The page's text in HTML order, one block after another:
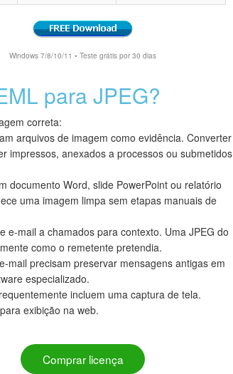
Windows 7/8/10/11 • Teste grátis por 30 dias
para JPEG?
correta:
arquivos de imagem como evidência. Converter
impressos, anexados a processos ou submetidos
documento Word, slide PowerPoint ou relatório
uma imagem limpa sem etapas manuais de
e-mail a chamados para contexto. Uma JPEG do
como o remetente pretendia.
mail precisam preservar mensagens antigas em
especializado.
incluem uma captura de tela.
exibição na web.
Comprar licença